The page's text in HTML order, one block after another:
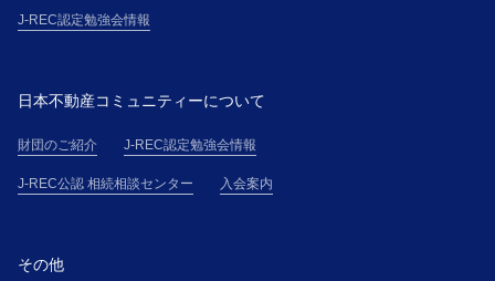
J-REC認定勉強会情報
日本不動産コミュニティーについて
財団のご紹介 J-REC認定勉強会情報
J-REC公認 相続相談センター 入会案内
その他